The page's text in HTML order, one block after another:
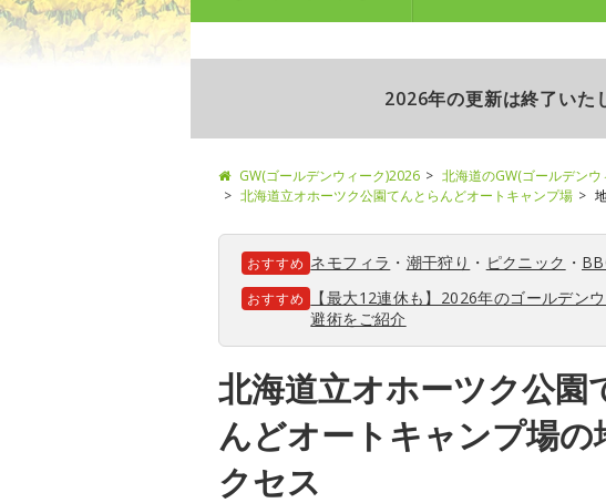
2026年の更新は終了いた
GW(ゴールデンウィーク)2026 北海道のGW(ゴールデン
北海道立オホーツク公園てんとらんどオートキャンプ場
おすすめ ネモフィラ ・ 潮干狩り ・ ピクニック ・
おすすめ
【最大12連休も】2026年のゴールデン
避術をご紹介
北海道立オホーツク公園
んどオートキャンプ場の
クセス